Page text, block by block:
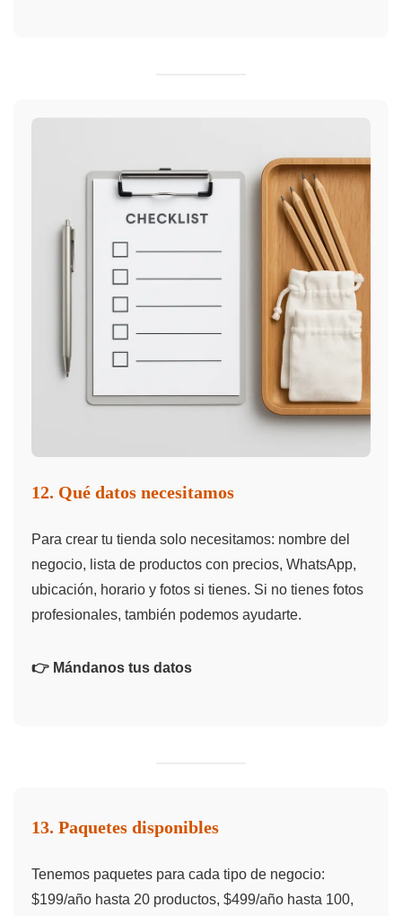
12. Qué datos necesitamos
Para crear tu tienda solo necesitamos: nombre del
negocio, lista de productos con precios, WhatsApp,
ubicación, horario y fotos si tienes. Si no tienes fotos
profesionales, también podemos ayudarte.
👉 Mándanos tus datos
13. Paquetes disponibles
Tenemos paquetes para cada tipo de negocio:
$199/año hasta 20 productos, $499/año hasta 100,